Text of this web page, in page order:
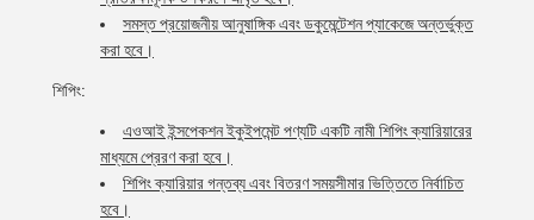
সমস্ত প্রয়োজনীয় আনুষাঙ্গিক এবং ডকুমেন্টেশন প্যাকেজে অন্তর্ভুক্ত
করা হবে।
শিপিং:
এওআই ইন্সপেকশন ইকুইপমেন্ট পণ্যটি একটি নামী শিপিং ক্যারিয়ারের
মাধ্যমে প্রেরণ করা হবে।
শিপিং ক্যারিয়ার গন্তব্য এবং বিতরণ সময়সীমার ভিত্তিতে নির্বাচিত
হবে।